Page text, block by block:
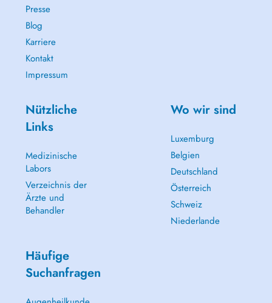
Presse
Blog
Karriere
Kontakt
Impressum
Nützliche
Links
Medizinische
Labors
Verzeichnis der
Ärzte und
Behandler
Wo wir sind
Luxemburg
Belgien
Deutschland
Österreich
Schweiz
Niederlande
Häufige
Suchanfragen